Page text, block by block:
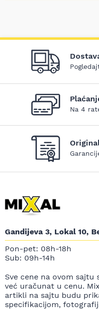
Na 4
Gandijeva 3, Lokal 10,
Pon-pet: 08h-18h
Sub: 09h-14h
Sve cene na ovom sajtu
već uračunat u cenu.
artikli na sajtu budu
specifikacijom,